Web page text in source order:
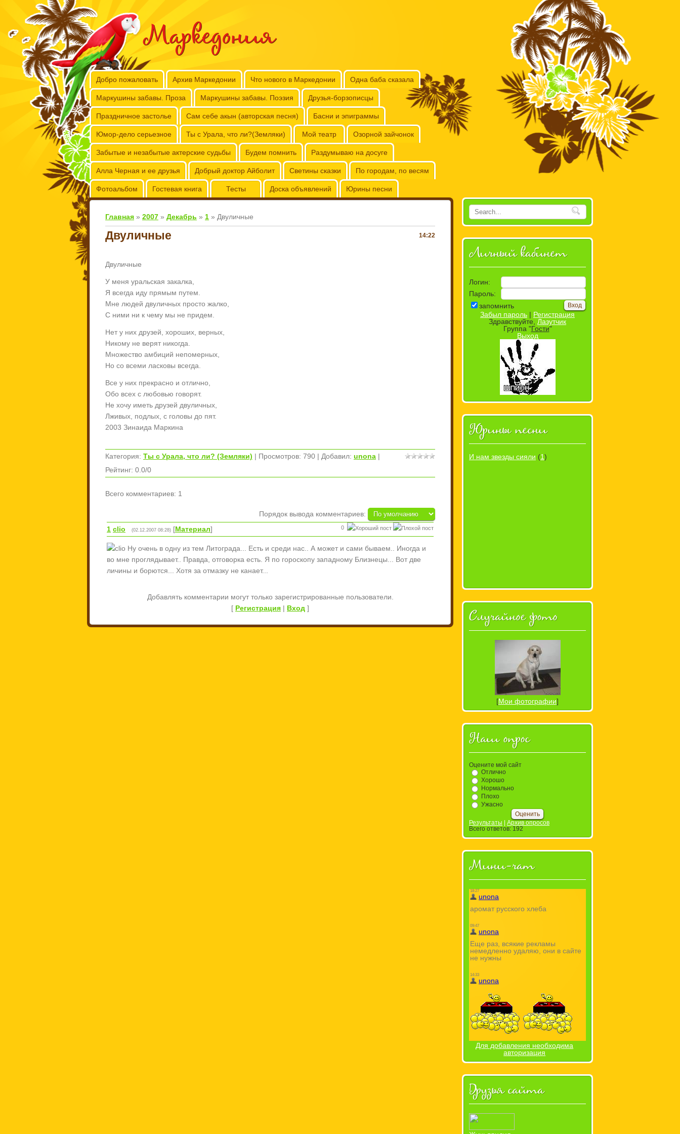
Маркедония
Добро пожаловать Архив Маркедонии Что нового в Маркедонии Одна баба сказала
Маркушины забавы. Проза Маркушины забавы. Поэзия Друзья-борзописцы
Праздничное застолье Сам себе акын (авторская песня) Басни и эпиграммы
Юмор-дело серьезное Ты с Урала, что ли?(Земляки) Мой театр Озорной зайчонок
Забытые и незабытые актерские судьбы Будем помнить Раздумываю на досуге
Алла Черная и ее друзья Добрый доктор Айболит Светины сказки По городам, по весям
Фотоальбом Гостевая книга Тесты Доска объявлений Юрины песни
Главная » 2007 » Декабрь » 1 » Двуличные
14:22
Двуличные
Двуличные
У меня уральская закалка,
Я всегда иду прямым путем.
Мне людей двуличных просто жалко,
С ними ни к чему мы не придем.
Нет у них друзей, хороших, верных,
Никому не верят никогда.
Множество амбиций непомерных,
Но со всеми ласковы всегда.
Все у них прекрасно и отлично,
Обо всех с любовью говорят.
Не хочу иметь друзей двуличных,
Лживых, подлых, с головы до пят.
2003 Зинаида Маркина
Категория: Ты с Урала, что ли? (Земляки) | Просмотров: 790 | Добавил: unona |
Рейтинг: 0.0/0
Всего комментариев: 1
Порядок вывода комментариев:
0
1 clio (02.12.2007 08:28) [Материал]
Ну очень в одну из тем Литограда... Есть и среди нас.. А может и сами бываем.. Иногда и
во мне проглядывает.. Правда, отговорка есть. Я по гороскопу западному Близнецы... Вот две
личины и борются... Хотя за отмазку не канает...
Добавлять комментарии могут только зарегистрированные пользователи.
[ Регистрация | Вход ]
Личный кабинет
Логин:
Пароль:
запомнить
Забыл пароль | Регистрация
Здравствуйте, Лазутчик
Группа "Гости"
Выход
Юрины песни
И нам звезды сияли (1)
Случайное фото
[Мои фотографии]
Наш опрос
Оцените мой сайт
Отлично
Хорошо
Нормально
Плохо
Ужасно
Результаты
Архив опросов
Всего ответов: 192
Мини-чат
Для добавления необходима
авторизация
Друзья сайта